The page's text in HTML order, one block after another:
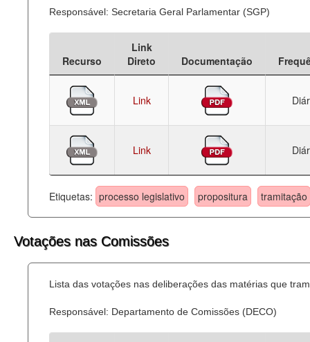
Responsável: Secretaria Geral Parlamentar (SGP)
Recurso
Link
Direto
Documentação
Link
Link
Etiquetas: processo legislativo propositura tramitação
Votações nas Comissões
Lista das votações nas deliberações das matérias que
Responsável: Departamento de Comissões (DECO)